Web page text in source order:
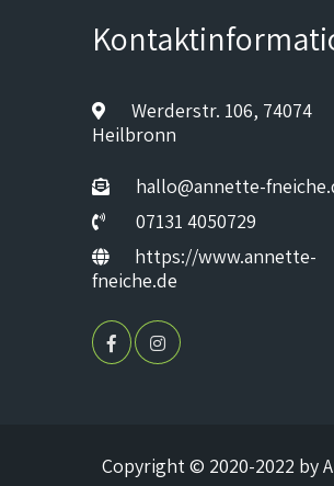
Werderstr. 106, 74074
Heilbronn
hallo@annette-
07131 4050729
https://www.annette-
fneiche.de
Copyright © 2020-2022 by